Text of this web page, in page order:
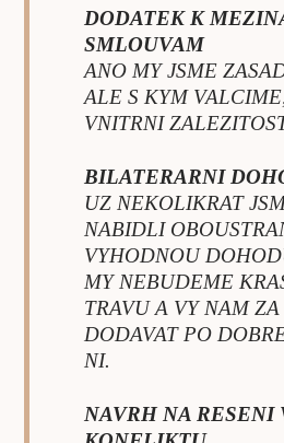
DODATEK K
SMLOUVAM
ANO MY JSME
ALE S KYM
VNITRNI
BILATERARNI
UZ NEKOLIKRAT
NABIDLI
VYHODNOU
MY NEBUDEME
TRAVU A VY NAM
DODAVAT PO
NI.
NAVRH NA RESENI